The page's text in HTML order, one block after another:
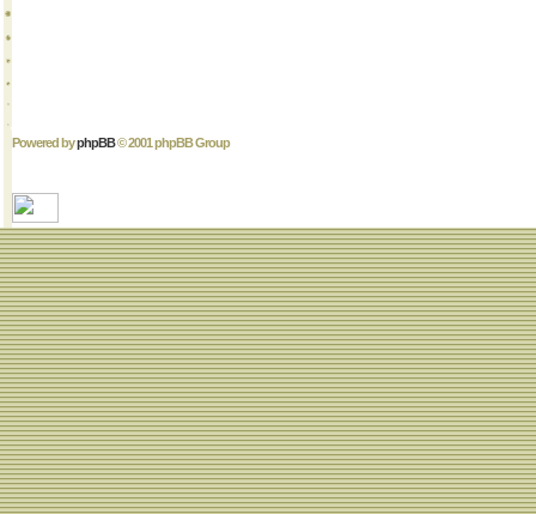
Powered byphpBB© 2001 phpBB Group